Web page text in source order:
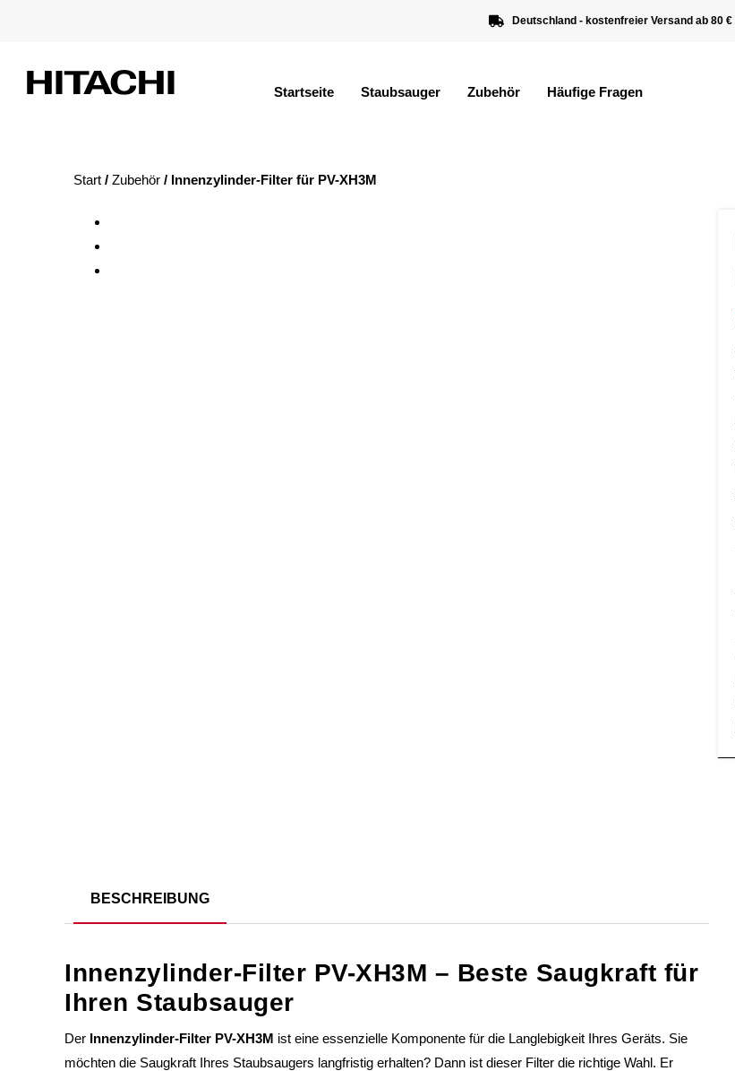
Deutschland - kostenfreier Versand ab 80 €
Startseite Staubsauger Zubehör Häufige Fragen
Start / Zubehör / Innenzylinder-Filter für PV-XH3M
BESCHREIBUNG
Innenzylinder-Filter PV-XH3M – Beste Saugkraft für
Ihren Staubsauger
Der Innenzylinder-Filter PV-XH3M ist eine essenzielle Komponente für die Langlebigkeit Ihres Geräts. Sie
möchten die Saugkraft Ihres Staubsaugers langfristig erhalten? Dann ist dieser Filter die richtige Wahl. Er